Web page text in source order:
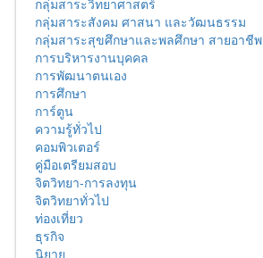
กลุ่มสาระวิทยาศาสตร์
กลุ่มสาระสังคม ศาสนา และวัฒนธรรม
กลุ่มสาระสุขศึกษาและพลศึกษา สายอาชีพ
การบริหารงานบุคคล
การพัฒนาตนเอง
การศึกษา
การ์ตูน
ความรู้ทั่วไป
คอมพิวเตอร์
คู่มือเตรียมสอบ
จิตวิทยา-การลงทุน
จิตวิทยาทั่วไป
ท่องเที่ยว
ธุรกิจ
นิยาย